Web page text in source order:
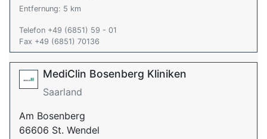
Entfernung: 5 km
Telefon +49 (6851) 59 - 01
Fax +49 (6851) 70136
MediClin Bosenberg Kliniken
Saarland
Am Bosenberg
66606 St. Wendel